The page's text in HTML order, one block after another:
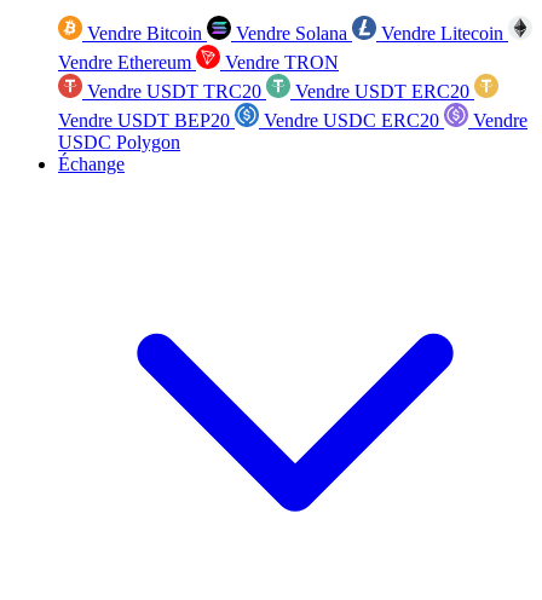
Vendre Bitcoin Vendre Solana
Vendre Litecoin
Vendre Ethereum
Vendre TRON
Vendre USDT TRC20
Vendre USDT ERC20
Vendre USDT BEP20
Vendre USDC ERC20
Vendre
USDC Polygon
Échange